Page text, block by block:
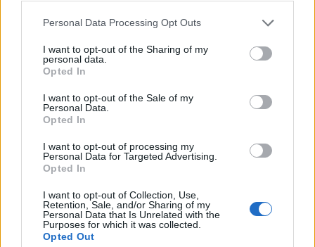
Personal Data Processing Opt Outs
I want to opt-out of the Sharing of my
personal data.
Opted In
I want to opt-out of the Sale of my
Personal Data.
Opted In
I want to opt-out of processing my
Personal Data for Targeted Advertising.
Opted In
I want to opt-out of Collection, Use,
Retention, Sale, and/or Sharing of my
Personal Data that Is Unrelated with the
Purposes for which it was collected.
Opted Out
Scarica riepilogo
stagionale
Giornata Entrato Bonus/Malus
MIL 1-0 BRE
BRE 3-4 BOL
UDI 0-1 BRE